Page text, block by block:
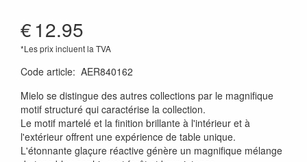
€12.95
*Les prix incluent la TVA
Code article: AER840162
Mielo se distingue des autres collections par le magnifique
motif structuré qui caractérise la collection.
Le motif martelé et la finition brillante à l'intérieur et à
l'extérieur offrent une expérience de table unique.
L'étonnante glaçure réactive génère un magnifique mélange